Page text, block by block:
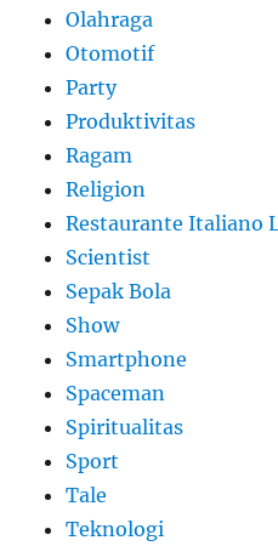
Olahraga
Otomotif
Party
Produktivitas
Ragam
Religion
Restaurante Italiano
Scientist
Sepak Bola
Show
Smartphone
Spaceman
Spiritualitas
Sport
Tale
Teknologi